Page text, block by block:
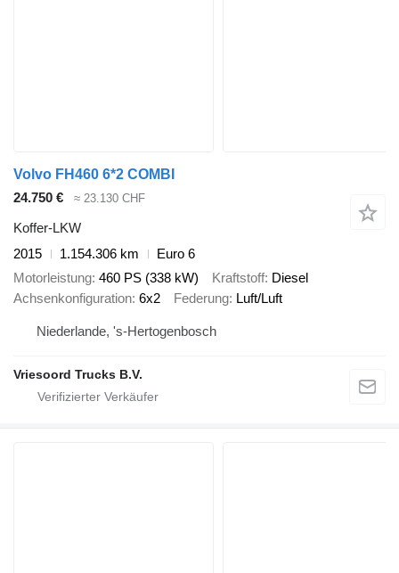
Volvo FH460 6*2 COMBI
24.750 €
≈ 23.130 CHF
Koffer-LKW
2015
1.154.306 km
Euro 6
Motorleistung 460 PS (338 kW) Kraftstoff Diesel
Achsenkonfiguration 6x2 Federung Luft/Luft
Niederlande, 's-Hertogenbosch
Vriesoord Trucks B.V.